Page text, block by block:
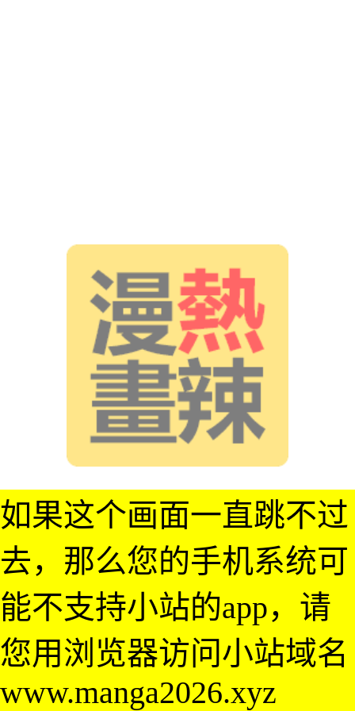
如果这个画面一直跳不过
去，那么您的手机系统可
能不支持小站的app，请
您用浏览器访问小站域名
www.manga2026.xyz